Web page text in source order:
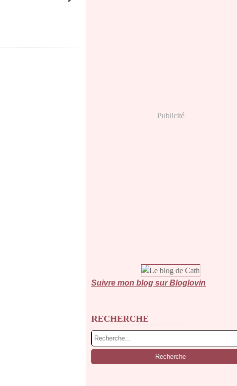
Publicité
Suivre mon blog sur Bloglovin
RECHERCHE